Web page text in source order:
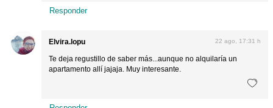
Responder
Elvira.lopu 22 ago, 17:31 h
Te deja regustillo de saber más...aunque no alquilaría un
apartamento allí jajaja. Muy interesante.